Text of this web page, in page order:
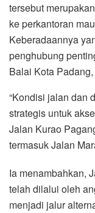
tersebut
ke perkantoran
Keberadaannya
penghubung
Balai Kota
“Kondisi jalan dan
strategis untuk
Jalan Kurao
termasuk Jalan
Ia menambahkan,
telah dilalui oleh
menjadi jalur